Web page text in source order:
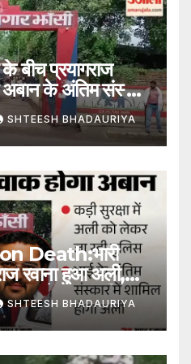
बीच प्रयागराज
अबान के अंतिम संस्कार
SHTEESH BHADAURIYA
Death:भारी
रवाना हुआ अली,
में होगा शामिल –
Death Ali
Amidst
Will Attend
SHTEESH BHADAURIYA